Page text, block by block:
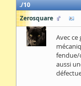
10
Zerosquare
Avec
fendue/
aussi